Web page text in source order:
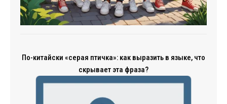
По-китайски «серая птичка»: как выразить в языке, что
скрывает эта фраза?